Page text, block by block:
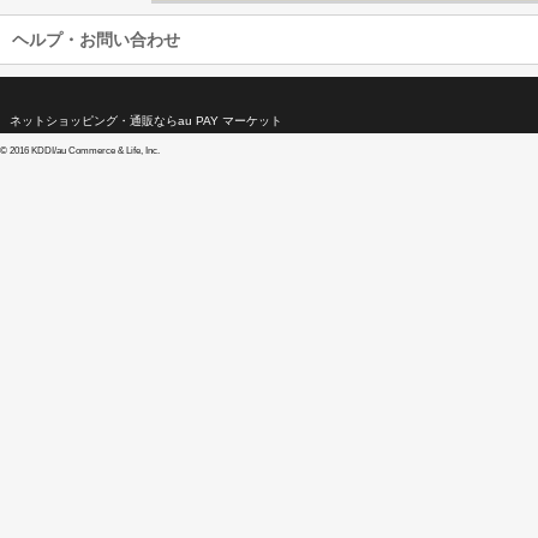
ヘルプ・お問い合わせ
ネットショッピング・通販ならau PAY マーケット
© 2016 KDDI/au Commerce & Life, Inc.